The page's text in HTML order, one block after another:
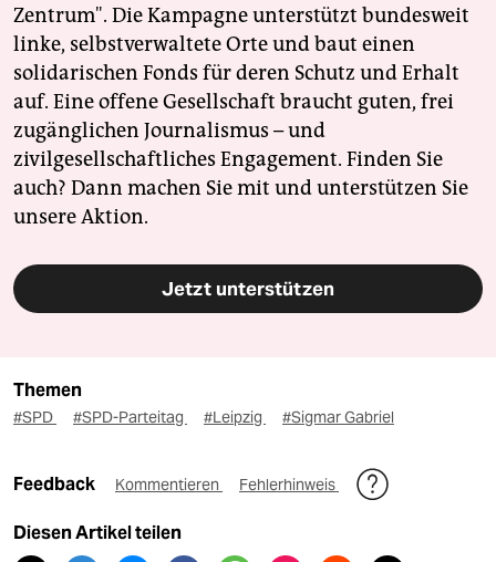
Zentrum". Die Kampagne unterstützt bundesweit
linke, selbstverwaltete Orte und baut einen
solidarischen Fonds für deren Schutz und Erhalt
auf. Eine offene Gesellschaft braucht guten, frei
zugänglichen Journalismus – und
zivilgesellschaftliches Engagement. Finden Sie
auch? Dann machen Sie mit und unterstützen Sie
unsere Aktion.
Jetzt unterstützen
Themen
#SPD #SPD-Parteitag #Leipzig #Sigmar Gabriel
Feedback Kommentieren Fehlerhinweis
Diesen Artikel teilen